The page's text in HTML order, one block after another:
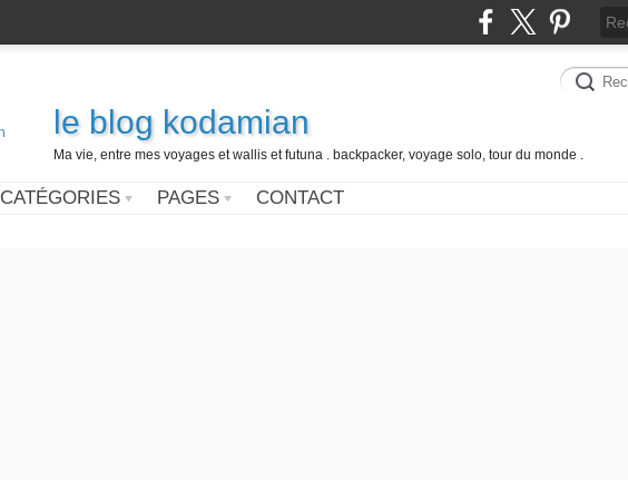
le blog kodamian
Ma vie, entre mes voyages et wallis et futuna . backpacker, voyage solo, tour du monde .
CATÉGORIES PAGES CONTACT